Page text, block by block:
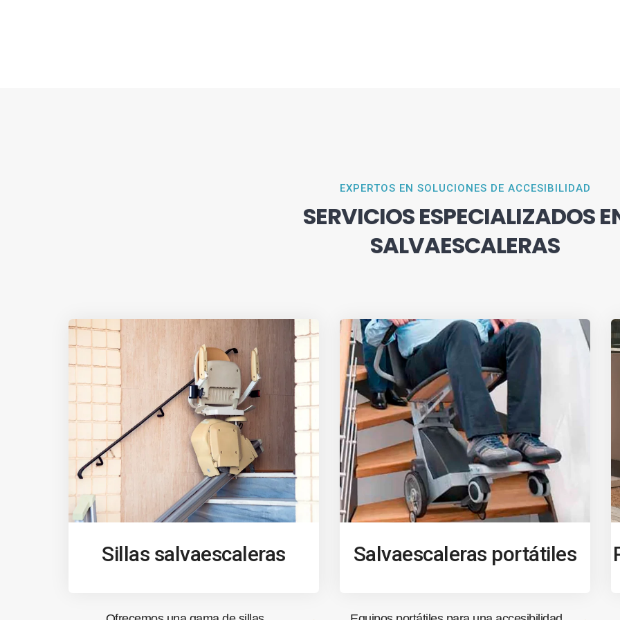
EXPERTOS EN SOLUCIONES DE ACCESIBILIDAD
SERVICIOS ESPECIALIZADOS
SALVAESCALERAS
Sillas salvaescaleras Salvaescaleras portátiles